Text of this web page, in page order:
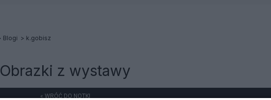
Blogi k.gobisz
Obrazki z wystawy
« WRÓĆ DO NOTKI